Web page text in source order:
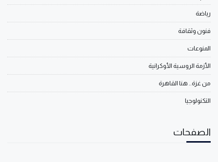
رياضة
فنون وثقافة
المنوعات
الأزمة الروسية الأوكرانية
من غزة.. هنا القاهرة
التكنولوجيا
الصفحات